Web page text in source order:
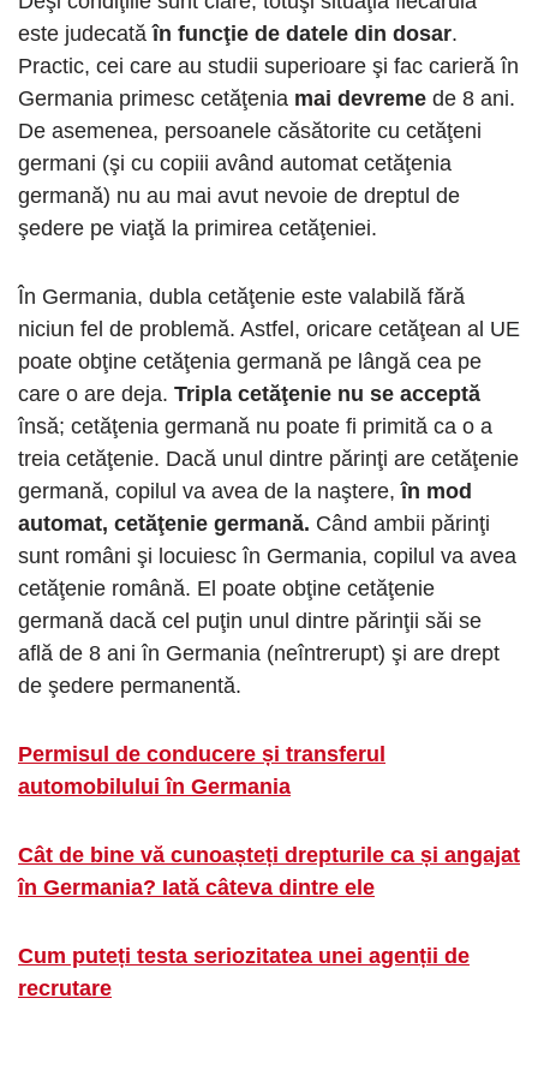
este judecată în funcţie de datele din dosar.
Practic, cei care au studii superioare şi fac carieră în
Germania primesc cetăţenia mai devreme de 8 ani.
De asemenea, persoanele căsătorite cu cetăţeni
germani (şi cu copiii având automat cetăţenia
germană) nu au mai avut nevoie de dreptul de
şedere pe viaţă la primirea cetăţeniei.
În Germania, dubla cetăţenie este valabilă fără
niciun fel de problemă. Astfel, oricare cetăţean al UE
poate obţine cetăţenia germană pe lângă cea pe
care o are deja. Tripla cetăţenie nu se acceptă
însă; cetăţenia germană nu poate fi primită ca o a
treia cetăţenie. Dacă unul dintre părinţi are cetăţenie
germană, copilul va avea de la naştere, în mod
automat, cetăţenie germană. Când ambii părinţi
sunt români şi locuiesc în Germania, copilul va avea
cetăţenie română. El poate obţine cetăţenie
germană dacă cel puţin unul dintre părinţii săi se
află de 8 ani în Germania (neîntrerupt) şi are drept
de şedere permanentă.
Permisul de conducere și transferul
automobilului în Germania
Cât de bine vă cunoașteți drepturile ca și angajat
în Germania? Iată câteva dintre ele
Cum puteți testa seriozitatea unei agenții de
recrutare